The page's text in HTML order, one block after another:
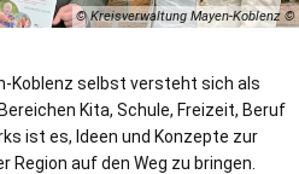
© Kreisverwaltung Mayen-Koblenz
Koblenz selbst versteht sich als
Kita, Schule, Freizeit, Beruf
ist es, Ideen und Konzepte zur
Region auf den Weg zu bringen.